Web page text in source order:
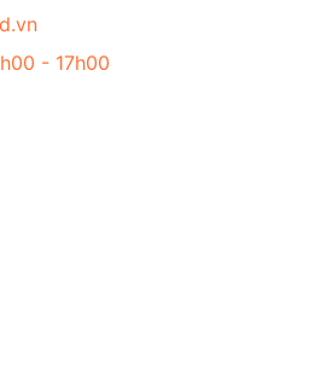
- 17h00